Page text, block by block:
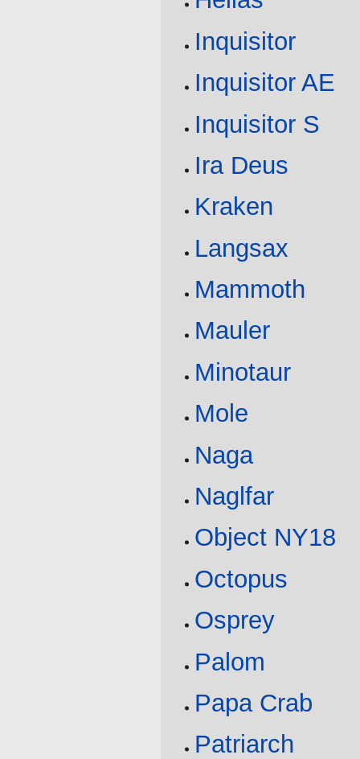
Inquisitor
Inquisitor AE
Inquisitor S
Ira Deus
Kraken
Langsax
Mammoth
Mauler
Minotaur
Mole
Naga
Naglfar
Object NY18
Octopus
Osprey
Palom
Papa Crab
Patriarch